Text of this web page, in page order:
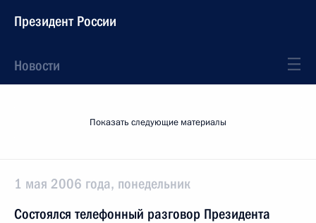
Президент России
Новости
Показать следующие материалы
1 мая 2006 года, понедельник
Состоялся телефонный разговор Президента